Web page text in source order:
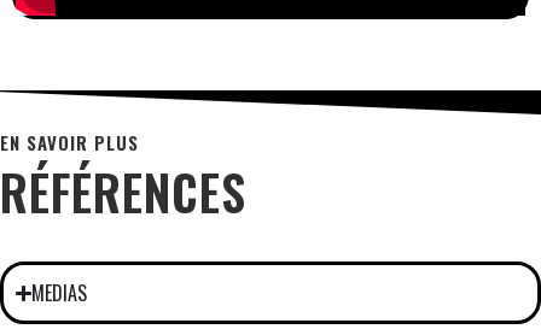
EN SAVOIR PLUS
RÉFÉRENCES
MEDIAS